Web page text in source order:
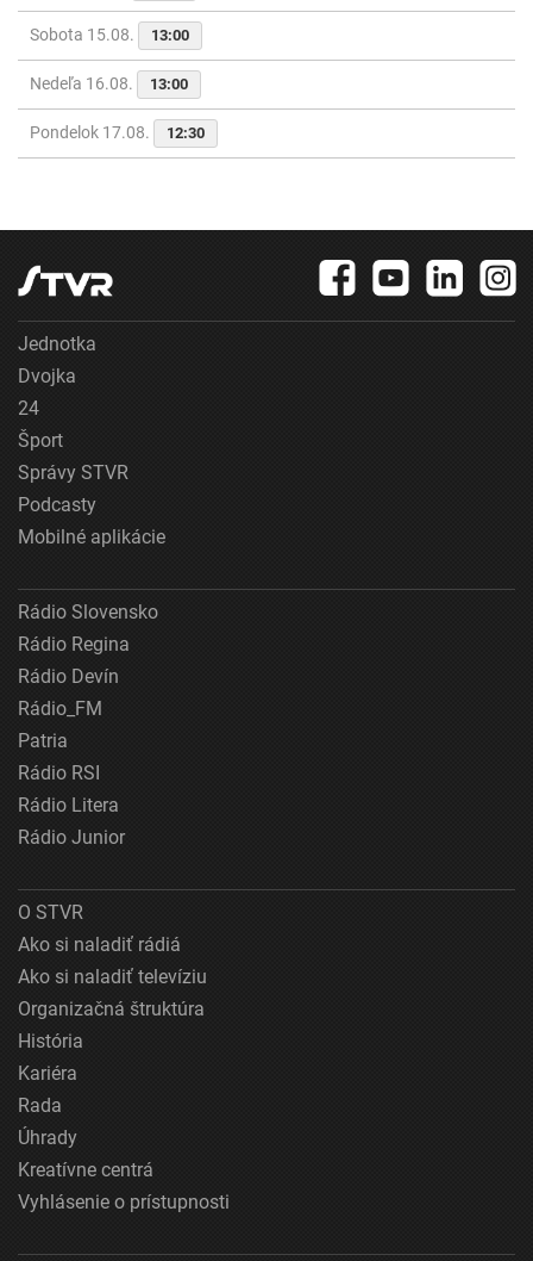
Sobota 15.08. 13:00
Nedeľa 16.08. 13:00
Pondelok 17.08. 12:30
Jednotka
Dvojka
24
Šport
Správy STVR
Podcasty
Mobilné aplikácie
Rádio Slovensko
Rádio Regina
Rádio Devín
Rádio_FM
Patria
Rádio RSI
Rádio Litera
Rádio Junior
O STVR
Ako si naladiť rádiá
Ako si naladiť televíziu
Organizačná štruktúra
História
Kariéra
Rada
Úhrady
Kreatívne centrá
Vyhlásenie o prístupnosti